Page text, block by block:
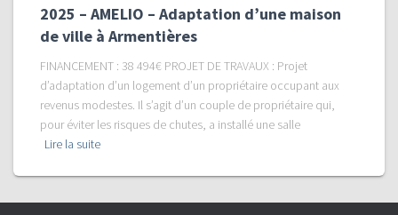
2025 – AMELIO – Adaptation d’une maison
de ville à Armentières
FINANCEMENT : 38 494€ PROJET DE TRAVAUX : Projet
d’adaptation d’un logement d’un propriétaire occupant aux
revenus modestes. Il s’agit d’un couple de propriétaire qui,
pour éviter les risques de chutes, a installé une salle
Lire la suite